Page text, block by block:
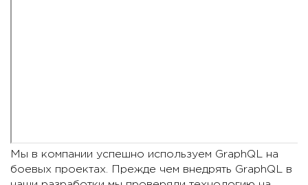
Мы в компании успешно используем GraphQL на
боевых проектах. Прежде чем внедрять GraphQL в